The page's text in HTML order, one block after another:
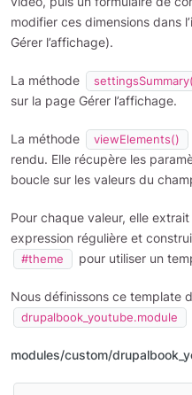
modifier ces dimensions dans
Gérer l’affichage).
La méthode
sur la page Gérer l’affichage.
La méthode viewElements()
rendu. Elle récupère les
boucle sur les valeurs du
Pour chaque valeur, elle
expression régulière et
#theme pour utiliser un
Nous définissons ce template
drupalbook_youtube.module
modules/custom/